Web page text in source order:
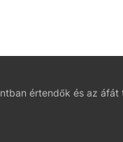
értendők és az áfát